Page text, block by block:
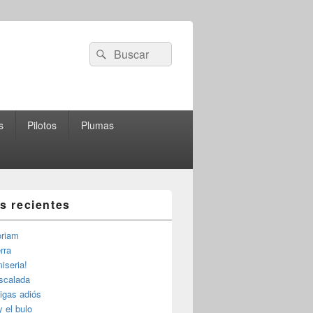
Buscar
por:
Buscar
Pilotos Plumas
recientes
adiós
el bulo